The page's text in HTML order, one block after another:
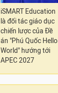
iSMART Education
là đối tác giáo dục
chiến lược của Đề
án "Phú Quốc Hello
World" hướng tới
APEC 2027